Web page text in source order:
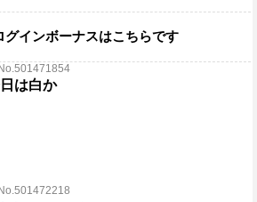
グインボーナスはこちらです
は白か